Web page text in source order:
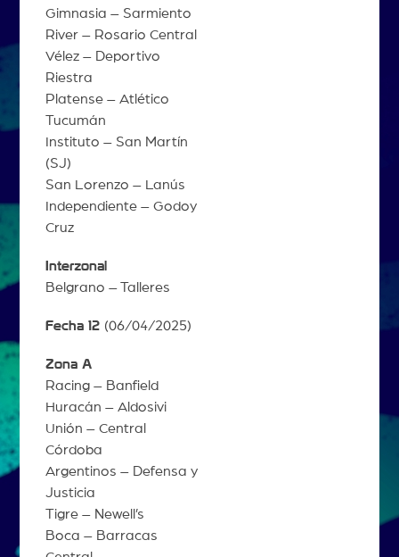
Gimnasia – Sarmiento
River – Rosario Central
Vélez – Deportivo
Riestra
Platense – Atlético
Tucumán
Instituto – San Martín
(SJ)
San Lorenzo – Lanús
Independiente – Godoy
Cruz
Interzonal
Belgrano – Talleres
Fecha 12 (06/04/2025)
Zona A
Racing – Banfield
Huracán – Aldosivi
Unión – Central
Córdoba
Argentinos – Defensa y
Justicia
Tigre – Newell’s
Boca – Barracas